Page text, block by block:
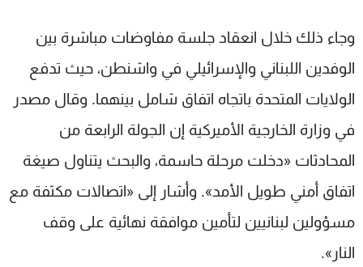
وجاء ذلك خلال انعقاد جلسة مفاوضات مباشرة بين
الوفدين اللبناني والإسرائيلي في واشنطن، حيث تدفع
الولايات المتحدة باتجاه اتفاق شامل بينهما. وقال مصدر
في وزارة الخارجية الأميركية إن الجولة الرابعة من
المحادثات «دخلت مرحلة حاسمة، والبحث يتناول صيغة
اتفاق أمني طويل الأمد». وأشار إلى «اتصالات مكثفة مع
مسؤولين لبنانيين لتأمين موافقة نهائية على وقف
النار».